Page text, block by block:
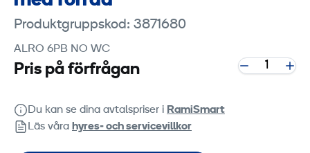
Produktgruppskod: 3871680
ALRO 6PB NO WC
Pris på förfrågan
Du kan se dina avtalspriser i RamiSmart
Läs våra hyres‑ och servicevillkor